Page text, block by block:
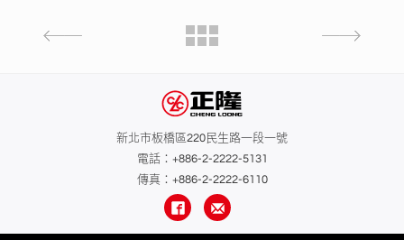
新北市板橋區220民生路一段一號
電話： +886-2-2222-5131
傳真：+886-2-2222-6110